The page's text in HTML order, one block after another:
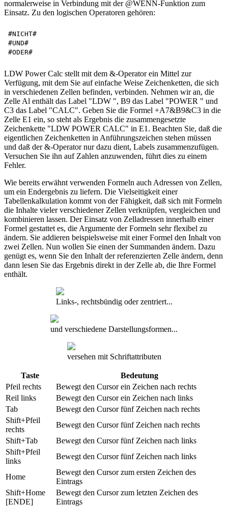
normalerweise in Verbindung mit der @WENN-Funktion zum
Einsatz. Zu den logischen Operatoren gehören:
#NICHT#
#UND#
LDW Power Calc stellt mit dem &-Operator ein Mittel zur
Verfügung, mit dem Sie auf einfache Weise Zeichenketten, die sich
in verschiedenen Zellen befinden, verbinden. Nehmen wir an, die
Zelle Al enthält das Label "LDW ", B9 das Label "POWER " und
C3 das Label "CALC". Geben Sie die Formel +A7&B9&C3 in die
Zelle E1 ein, so steht als Ergebnis die zusammengesetzte
Zeichenkette "LDW POWER CALC" in E1. Beachten Sie, daß die
eigentlichen Zeichenketten in Anführungszeichen stehen müssen
und daß der &-Operator nur dazu dient, Labels zusammenzufügen.
Versuchen Sie ihn auf Zahlen anzuwenden, führt dies zu einem
Fehler.
Wie bereits erwähnt verwenden Formeln auch Adressen von Zellen,
um ein Endergebnis zu liefern. Die Vielseitigkeit einer
Tabellenkalkulation kommt von der Fähigkeit, daß sich mit Formeln
die Inhalte vieler verschiedener Zellen verknüpfen, vergleichen und
kombinieren lassen. Der Einsatz von Zelladressen innerhalb einer
Formel gestattet es, die Argumente der Formeln sehr flexibel zu
ändern. Sie addieren beispielsweise mit einer Formel den Inhalt von
zwei Zellen. Nun wollen Sie einen der Summanden ändern. Dazu
genügt es, wenn Sie den Inhalt der referenzierten Zelle ändern, denn
dann lesen Sie das Ergebnis direkt in der Zelle ab, die Ihre Formel
enthält.
Links-, rechtsbündig oder zentriert...
und verschiedene Darstellungsformen...
versehen mit Schriftattributen
Taste
Bedeutung
Pfeil rechts
Bewegt den Cursor ein Zeichen nach rechts
Reil links
Bewegt den Cursor ein Zeichen nach links
Tab
Bewegt den Cursor fünf Zeichen nach rechts
Shift+Pfeil
rechts
Bewegt den Cursor fünf Zeichen nach rechts
Shift+Tab
Bewegt den Cursor fünf Zeichen nach links
Shift+Pfeil
links
Bewegt den Cursor fünf Zeichen nach links
Home
Bewegt den Cursor zum ersten Zeichen des
Eintrags
Shift+Home
[ENDE]
Bewegt den Cursor zum letzten Zeichen des
Eintrags